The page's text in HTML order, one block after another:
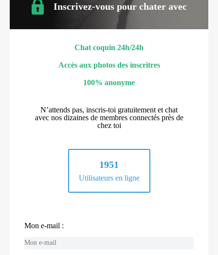
Inscrivez-vous pour chater avec
Chat coquin 24h/24h
Accès aux photos des inscritres
100% anonyme
N’attends pas, inscris-toi gratuitement et chat
avec nos dizaines de membres connectés près de
chez toi
1951
Utilisateurs en ligne
Mon e-mail :